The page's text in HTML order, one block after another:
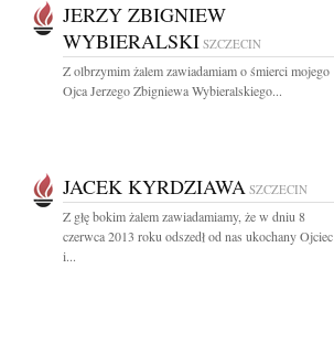
JERZY ZBIGNIEW
WYBIERALSKI SZCZECIN
Z olbrzymim żalem zawiadamiam o śmierci mojego
Ojca Jerzego Zbigniewa Wybieralskiego...
JACEK KYRDZIAWA SZCZECIN
Z głę bokim żalem zawiadamiamy, że w dniu 8
czerwca 2013 roku odszedł od nas ukochany Ojciec
i...